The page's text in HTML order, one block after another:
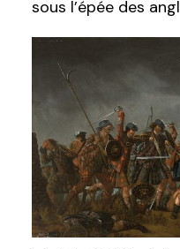
sous l’épée des